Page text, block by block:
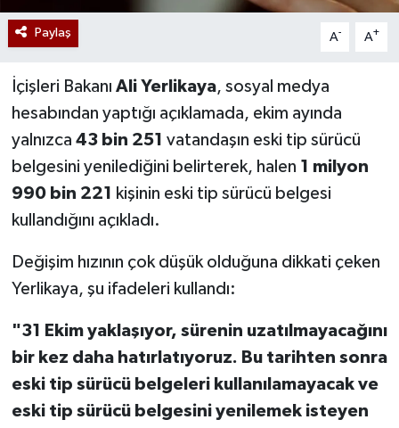
Paylaş A- A+
İçişleri Bakanı Ali Yerlikaya, sosyal medya
hesabından yaptığı açıklamada, ekim ayında
yalnızca 43 bin 251 vatandaşın eski tip sürücü
belgesini yenilediğini belirterek, halen 1 milyon
990 bin 221
kişinin eski tip sürücü belgesi
kullandığını açıkladı.
Değişim hızının çok düşük olduğuna dikkati çeken
Yerlikaya, şu ifadeleri kullandı:
"31 Ekim yaklaşıyor, sürenin uzatılmayacağını
bir kez daha hatırlatıyoruz. Bu tarihten sonra
eski tip sürücü belgeleri kullanılamayacak ve
eski tip sürücü belgesini yenilemek isteyen